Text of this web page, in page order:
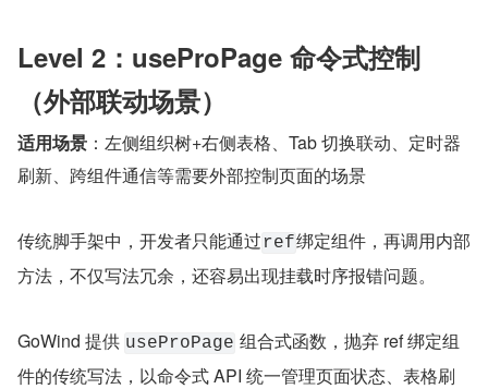
Level 2：useProPage 命令式控制
（外部联动场景）
适用场景 ：左侧组织树+右侧表格、Tab 切换联动、定时器
刷新、跨组件通信等需要外部控制页面的场景
传统脚手架中，开发者只能通过 ref绑定组件，再调用内部
方法，不仅写法冗余，还容易出现挂载时序报错问题。
GoWind 提供 useProPage 组合式函数，抛弃 ref 绑定组
件的传统写法，以命令式 API 统一管理页面状态、表格刷